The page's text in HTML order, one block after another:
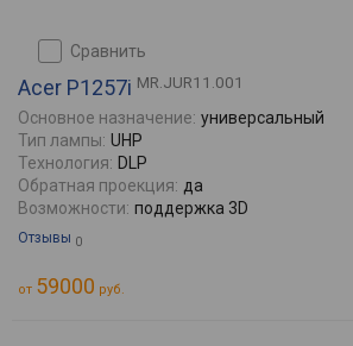
сравнить
Acer P1257i MR.JUR11.001
Основное назначение: универсальный
Тип лампы: UHP
Технология: DLP
Обратная проекция: да
Возможности: поддержка 3D
Отзывы 0
от 59000 руб.